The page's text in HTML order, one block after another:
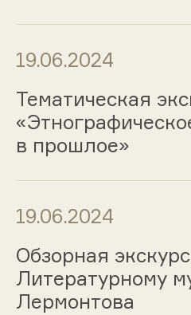
19.06.2024
Тематическая
в прошлое»
19.06.2024
Обзорная
Литературному
Лермонтова